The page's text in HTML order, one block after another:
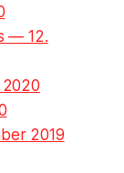
— 12.
2019